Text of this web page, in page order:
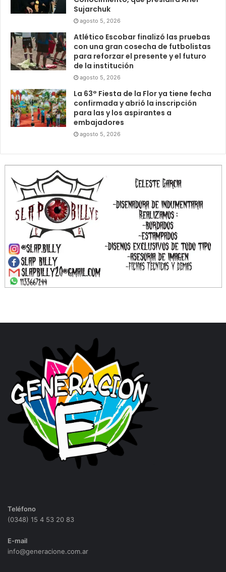
Sujarchuk
agosto 5, 2026
Atlético Escobar finalizó las pruebas
con una gran cosecha de futbolistas
para reforzar el presente y el futuro
de la institución
agosto 5, 2026
La 63° Fiesta de la Flor ya tiene fecha
confirmada y abrió la inscripción
para las y los aspirantes a
embajadores
agosto 5, 2026
Teléfono
(0348) 15 4 53 20 83
E-mail
info@generacione.com.ar